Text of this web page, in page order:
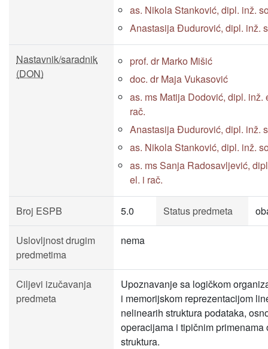
as. Nikola Stanković, dipl. inž.
Anastasija Đudurović, dipl. inž.
Nastavnik/saradnik
(DON)
prof. dr Marko Mišić
doc. dr Maja Vukasović
as. ms Matija Dodović, dipl. inž.
rač.
Anastasija Đudurović, dipl. inž.
as. Nikola Stanković, dipl. inž.
as. ms Sanja Radosavljević,
el. i rač.
Broj ESPB 5.0 Status predmeta
Uslovljnost drugim
predmetima
nema
Ciljevi izučavanja
predmeta
Upoznavanje sa logičkom
i memorijskom reprezentacijom
nelinearih struktura podataka,
operacijama i tipičnim primenama
struktura.